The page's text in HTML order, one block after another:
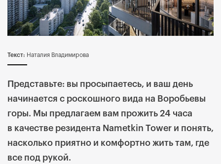
Текст: Наталия Владимирова
Представьте: вы просыпаетесь, и ваш день
начинается с роскошного вида на Воробьевы
горы. Мы предлагаем вам прожить 24 часа
в качестве резидента Nametkin Tower и понять,
насколько приятно и комфортно жить там, где
все под рукой.